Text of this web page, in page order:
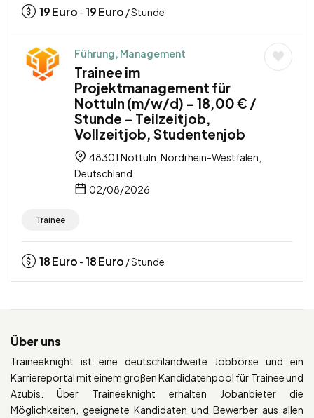
19Euro -19Euro / Stunde
Führung, Management
Trainee im
Projektmanagement für
Nottuln (m/w/d) – 18,00 € /
Stunde – Teilzeitjob,
Vollzeitjob, Studentenjob
48301 Nottuln, Nordrhein-Westfalen,
Deutschland
02/08/2026
Trainee
18Euro -18Euro / Stunde
Über uns
Traineeknight ist eine deutschlandweite Jobbörse und ein
Karriereportal mit einem großen Kandidatenpool für Trainee und
Azubis. Über Traineeknight erhalten Jobanbieter die
Möglichkeiten, geeignete Kandidaten und Bewerber aus allen